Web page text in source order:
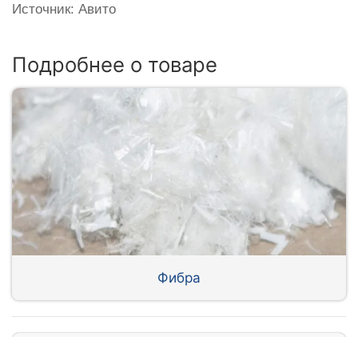
Источник: Авито
Подробнее о товаре
Фибра